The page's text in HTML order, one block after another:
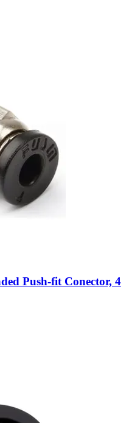
Push-​fit Conector, 4